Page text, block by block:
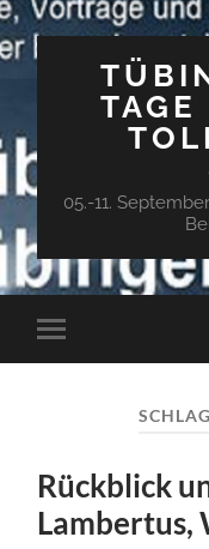
05.-11.
Mobile-
Menü
Rückblick
Lambertus,